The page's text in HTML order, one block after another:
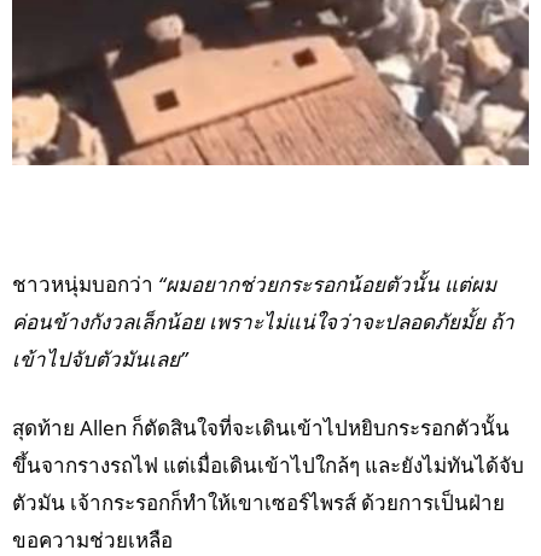
ชาวหนุ่มบอกว่า “ผมอยากช่วยกระรอกน้อยตัวนั้น แต่ผม
ค่อนข้างกังวลเล็กน้อย เพราะไม่แน่ใจว่าจะปลอดภัยมั้ย ถ้า
เข้าไปจับตัวมันเลย”
สุดท้าย Allen ก็ตัดสินใจที่จะเดินเข้าไปหยิบกระรอกตัวนั้น
ขึ้นจากรางรถไฟ แต่เมื่อเดินเข้าไปใกล้ๆ และยังไม่ทันได้จับ
ตัวมัน เจ้ากระรอกก็ทำให้เขาเซอร์ไพรส์ ด้วยการเป็นฝ่าย
ขอความช่วยเหลือ